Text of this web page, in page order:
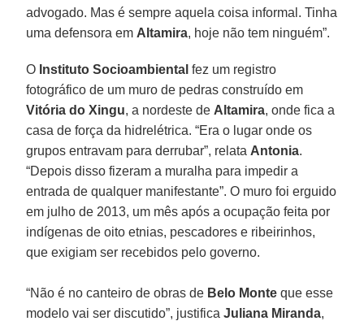
advogado. Mas é sempre aquela coisa informal. Tinha
uma defensora em Altamira, hoje não tem ninguém”.
O Instituto Socioambiental fez um registro
fotográfico de um muro de pedras construído em
Vitória do Xingu, a nordeste de Altamira, onde fica a
casa de força da hidrelétrica. “Era o lugar onde os
grupos entravam para derrubar”, relata Antonia.
“Depois disso fizeram a muralha para impedir a
entrada de qualquer manifestante”. O muro foi erguido
em julho de 2013, um mês após a ocupação feita por
indígenas de oito etnias, pescadores e ribeirinhos,
que exigiam ser recebidos pelo governo.
“Não é no canteiro de obras de Belo Monte que esse
modelo vai ser discutido”, justificaJuliana Miranda,